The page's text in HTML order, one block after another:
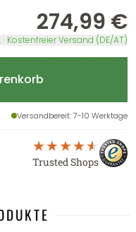
274,99 €
· Kostenfreier Versand (DE/AT)
Versandbereit: 7-10 Werktage
Trusted Shops